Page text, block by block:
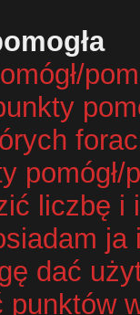
pomógł/
liczbę i
dać
punktów